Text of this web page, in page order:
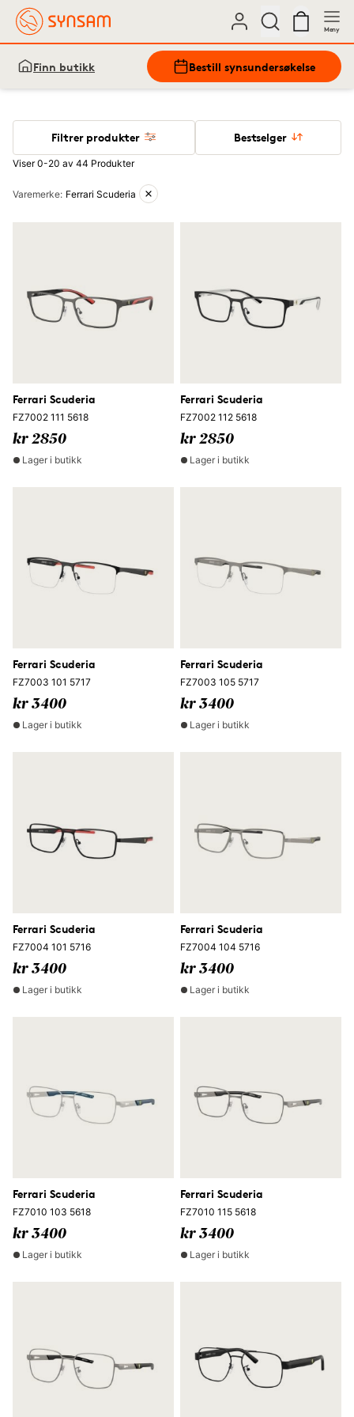
Meny
Finn butikk Bestill synsundersøkelse
Filtrer produkter Bestselger
Viser 0-20 av 44 Produkter
Aktive filtre
Varemerke: Ferrari Scuderia
Ferrari Scuderia
FZ7002 111 5618
kr 2850
Lager i butikk
Ferrari Scuderia
FZ7002 112 5618
kr 2850
Lager i butikk
Ferrari Scuderia
FZ7003 101 5717
kr 3400
Lager i butikk
Ferrari Scuderia
FZ7003 105 5717
kr 3400
Lager i butikk
Ferrari Scuderia
FZ7004 101 5716
kr 3400
Lager i butikk
Ferrari Scuderia
FZ7004 104 5716
kr 3400
Lager i butikk
Ferrari Scuderia
FZ7010 103 5618
kr 3400
Lager i butikk
Ferrari Scuderia
FZ7010 115 5618
kr 3400
Lager i butikk